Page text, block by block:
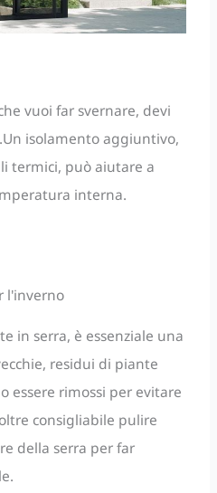
vuoi far svernare, devi
isolamento aggiuntivo,
termici, può aiutare a
interna.
l'inverno
in serra, è essenziale una
residui di piante
essere rimossi per evitare
consigliabile pulire
della serra per far